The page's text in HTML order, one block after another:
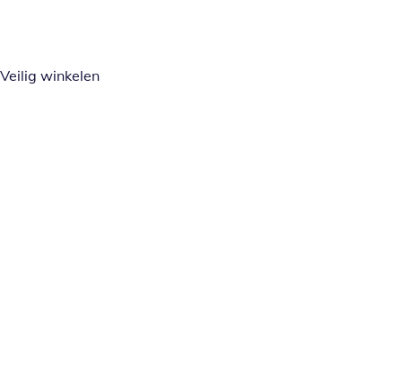
Veilig winkelen